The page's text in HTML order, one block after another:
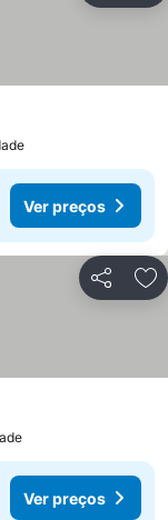
Ver preços
Partilhar
Ver preços